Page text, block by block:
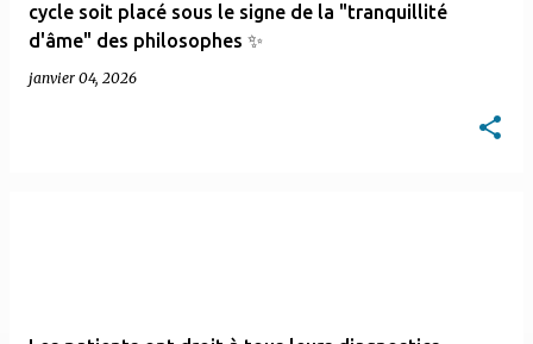
cycle soit placé sous le signe de la "tranquillité
d'âme" des philosophes ✨
janvier 04, 2026